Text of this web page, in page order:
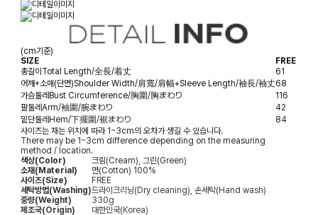
(cm기준)
SIZE
FREE
총길이Total Length/全長/着丈
61
어깨+소매(단면)Shoulder Width/肩寬/肩幅+Sleeve Length/袖長/袖丈68
가슴둘레Bust Circumference/胸圍/胸まわり
116
팔둘레Arm/袖圍/腕まわり
42
밑단둘레Hem/下擺圍/裾まわり
84
사이즈는 재는 위치에 따라 1~3cm의 오차가 생길 수 있습니다.
There may be 1~3cm difference depending on the measuring
method / location.
색상(Color)
크림(Cream), 그린(Green)
소재(Material)
면(Cotton) 100%
사이즈(Size)
FREE
세탁방법(Washing)드라이크리닝(Dry cleaning), 손세탁(Hand wash)
중량(Weight)
330g
제조국(Origin)
대한민국(Korea)